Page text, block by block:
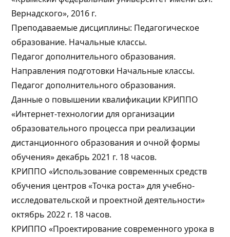
Вернадского», 2016 г.
Преподаваемые дисциплины: Педагогическое
образование. Начальные классы.
Педагог дополнительного образования.
Направления подготовки Начальные классы.
Педагог дополнительного образования.
Данные о повышении квалификации КРИППО
«Интернет-технологии для организации
образовательного процесса при реализации
дистанционного образования и очной формы
обучения» декабрь 2021 г. 18 часов.
КРИППО «Использование современных средств
обучения центров «Точка роста» для учебно-
исследовательской и проектной деятельности»
октябрь 2022 г. 18 часов.
КРИППО «Проектирование современного урока в